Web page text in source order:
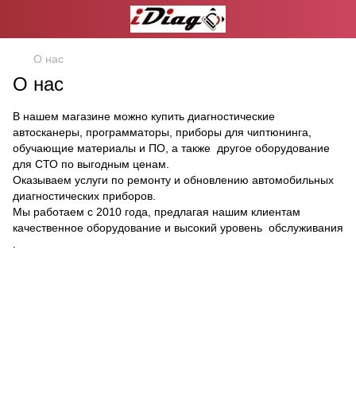
О нас
О нас
В нашем магазине можно купить диагностические
автосканеры, программаторы, приборы для чиптюнинга,
обучающие материалы и ПО, а также другое оборудование
для СТО по выгодным ценам.
Оказываем услуги по ремонту и обновлению автомобильных
диагностических приборов.
Мы работаем с 2010 года, предлагая нашим клиентам
качественное оборудование и высокий уровень обслуживания